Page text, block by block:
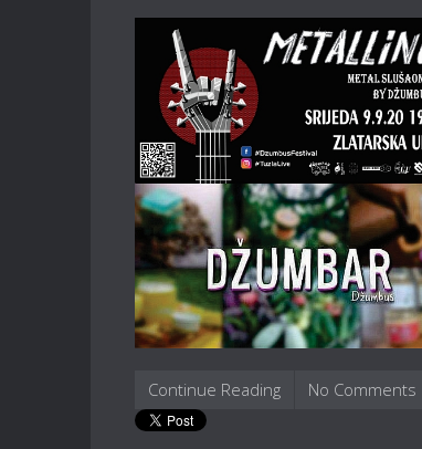
Continue Reading No Comments